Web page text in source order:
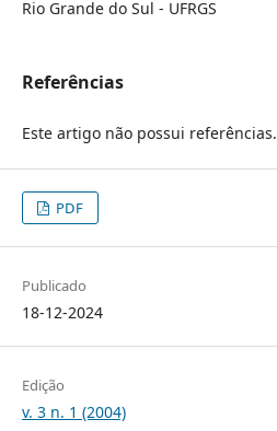
Rio Grande do Sul - UFRGS
Referências
Este artigo não possui referências.
PDF
Publicado
18-12-2024
Edição
v. 3 n. 1 (2004)